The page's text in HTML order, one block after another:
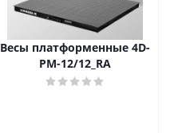
Весы платформенные 4D-
PM-12/12_RA